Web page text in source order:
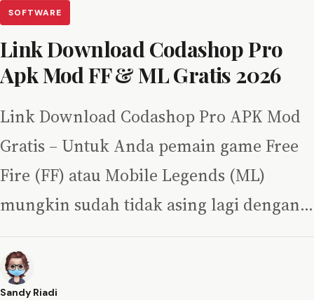
SOFTWARE
Link Download Codashop Pro
Apk Mod FF & ML Gratis 2026
Link Download Codashop Pro APK Mod
Gratis – Untuk Anda pemain game Free
Fire (FF) atau Mobile Legends (ML)
mungkin sudah tidak asing lagi dengan…
Sandy Riadi